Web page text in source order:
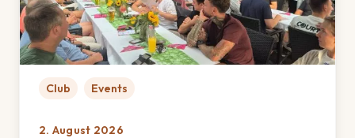
Club Events
2. August 2026